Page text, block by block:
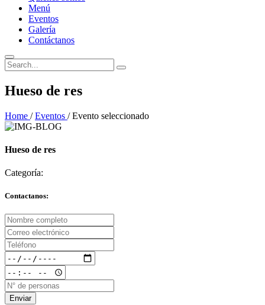
Menú
Eventos
Galería
Contáctanos
Hueso de res
Home / Eventos / Evento seleccionado
Hueso de res
Categoría:
Contactanos:
Enviar